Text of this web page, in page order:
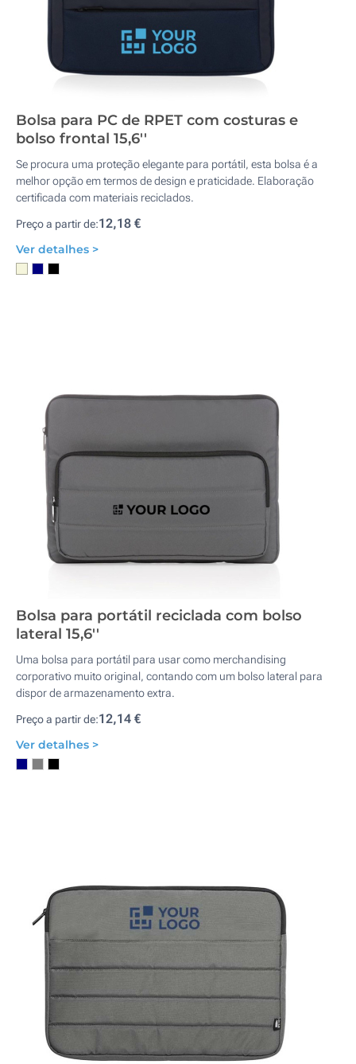
Bolsa para PC de RPET com costuras e
bolso frontal 15,6''
Se procura uma proteção elegante para portátil, esta bolsa é a
melhor opção em termos de design e praticidade. Elaboração
certificada com materiais reciclados.
Preço a partir de:12,18 €
Ver detalhes >
Bolsa para portátil reciclada com bolso
lateral 15,6''
Uma bolsa para portátil para usar como merchandising
corporativo muito original, contando com um bolso lateral para
dispor de armazenamento extra.
Preço a partir de:12,14 €
Ver detalhes >